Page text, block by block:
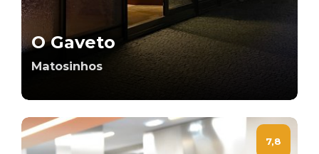
O Gaveto
Matosinhos
7,8